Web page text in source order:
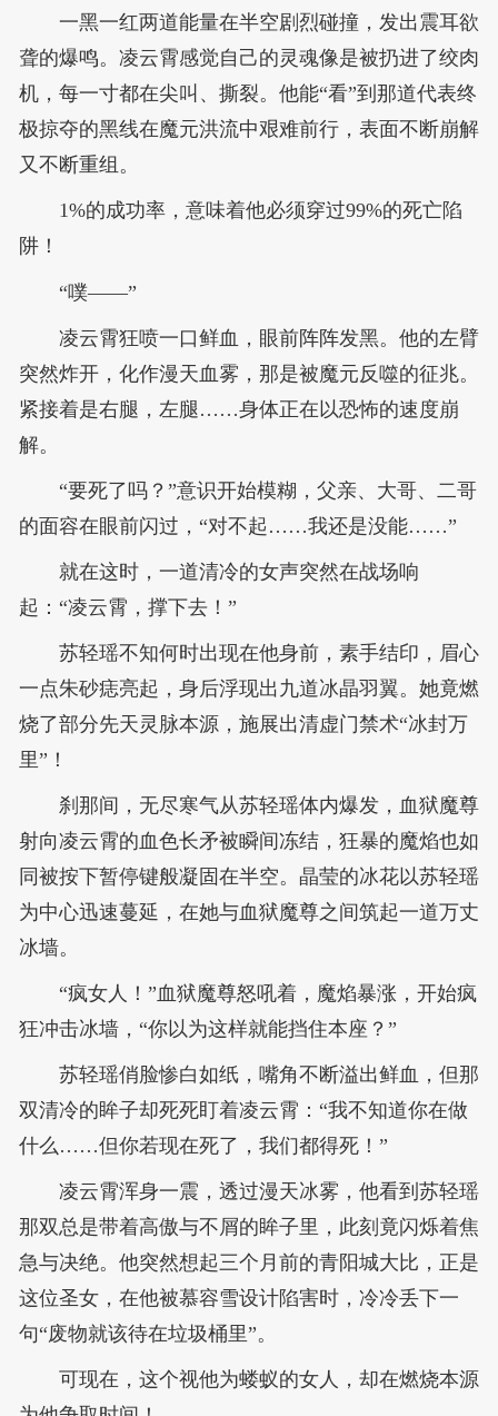
一黑一红两道能量在半空剧烈碰撞，发出震耳欲
聋的爆鸣。凌云霄感觉自己的灵魂像是被扔进了绞肉
机，每一寸都在尖叫、撕裂。他能“看”到那道代表终
极掠夺的黑线在魔元洪流中艰难前行，表面不断崩解
又不断重组。
1%的成功率，意味着他必须穿过99%的死亡陷
阱！
“噗——”
凌云霄狂喷一口鲜血，眼前阵阵发黑。他的左臂
突然炸开，化作漫天血雾，那是被魔元反噬的征兆。
紧接着是右腿，左腿……身体正在以恐怖的速度崩
解。
“要死了吗？”意识开始模糊，父亲、大哥、二哥
的面容在眼前闪过，“对不起……我还是没能……”
就在这时，一道清冷的女声突然在战场响
起：“凌云霄，撑下去！”
苏轻瑶不知何时出现在他身前，素手结印，眉心
一点朱砂痣亮起，身后浮现出九道冰晶羽翼。她竟燃
烧了部分先天灵脉本源，施展出清虚门禁术“冰封万
里”！
刹那间，无尽寒气从苏轻瑶体内爆发，血狱魔尊
射向凌云霄的血色长矛被瞬间冻结，狂暴的魔焰也如
同被按下暂停键般凝固在半空。晶莹的冰花以苏轻瑶
为中心迅速蔓延，在她与血狱魔尊之间筑起一道万丈
冰墙。
“疯女人！”血狱魔尊怒吼着，魔焰暴涨，开始疯
狂冲击冰墙，“你以为这样就能挡住本座？”
苏轻瑶俏脸惨白如纸，嘴角不断溢出鲜血，但那
双清冷的眸子却死死盯着凌云霄：“我不知道你在做
什么……但你若现在死了，我们都得死！”
凌云霄浑身一震，透过漫天冰雾，他看到苏轻瑶
那双总是带着高傲与不屑的眸子里，此刻竟闪烁着焦
急与决绝。他突然想起三个月前的青阳城大比，正是
这位圣女，在他被慕容雪设计陷害时，冷冷丢下一
句“废物就该待在垃圾桶里”。
可现在，这个视他为蝼蚁的女人，却在燃烧本源